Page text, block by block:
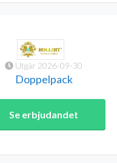
Utgår 2026-09-30
Doppelpack
Se erbjudandet